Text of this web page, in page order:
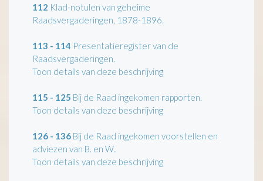
112 Klad-notulen van geheime
Raadsvergaderingen, 1878-1896.
113 - 114 Presentatieregister van de
Raadsvergaderingen.
Toon details van deze beschrijving
115 - 125 Bij de Raad ingekomen rapporten.
Toon details van deze beschrijving
126 - 136 Bij de Raad ingekomen voorstellen en
adviezen van B. en W..
Toon details van deze beschrijving